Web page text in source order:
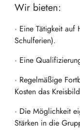
Wir bieten:
· Eine Tätigkeit
Schulferien).
· Eine
· Regelmäßige
Kosten das
· Die Möglichkeit
Stärken in die